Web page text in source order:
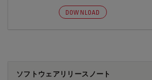
DOWNLOAD
ソフトウェアリリースノート